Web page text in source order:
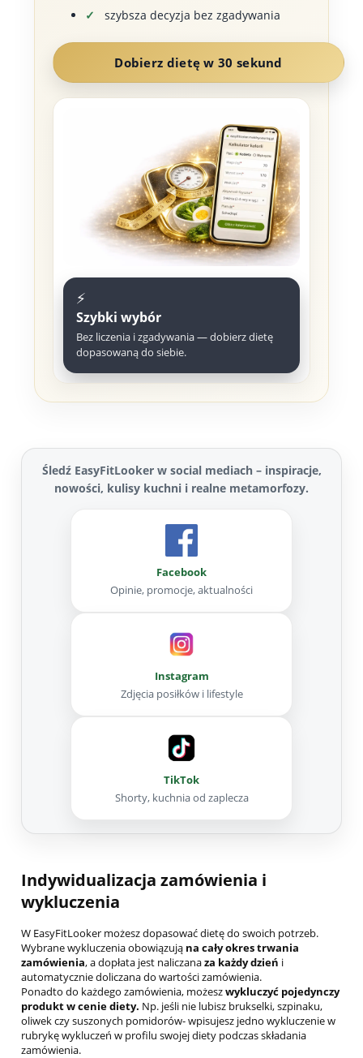
szybsza decyzja bez zgadywania
Dobierz dietę w 30 sekund
⚡
Szybki wybór
Bez liczenia i zgadywania — dobierz dietę
dopasowaną do siebie.
Śledź EasyFitLooker w social mediach – inspiracje,
nowości, kulisy kuchni i realne metamorfozy.
Facebook
Opinie, promocje, aktualności
Instagram
Zdjęcia posiłków i lifestyle
TikTok
Shorty, kuchnia od zaplecza
Indywidualizacja zamówienia i
wykluczenia
W EasyFitLooker możesz dopasować dietę do swoich potrzeb.
Wybrane wykluczenia obowiązują na cały okres trwania
zamówienia, a dopłata jest naliczanaza każdy dzień i
automatycznie doliczana do wartości zamówienia.
Ponadto do każdego zamówienia, możeszwykluczyć pojedynczy
produkt w cenie diety. Np. jeśli nie lubisz brukselki, szpinaku,
oliwek czy suszonych pomidorów- wpisujesz jedno wykluczenie w
rubrykę wykluczeń w profilu swojej diety podczas składania
zamówienia.